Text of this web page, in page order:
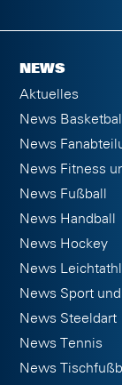
NEWS
Aktuelles
News Basketball
News
News Fitness
News Fußball
News Handball
News Hockey
News
News Sport
News Steeldart
News Tennis
News